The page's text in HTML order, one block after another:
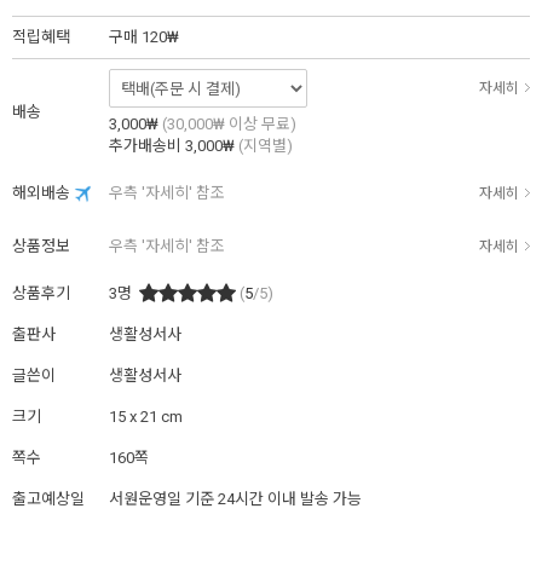
적립혜택 구매 120₩
배송
자세히
3,000₩ (30,000₩ 이상 무료)
추가배송비 3,000₩ (지역별)
해외배송 우측 '자세히' 참조 자세히
상품정보 우측 '자세히' 참조 자세히
상품후기 3명 (5/5)
출판사 생활성서사
글쓴이 생활성서사
크기 15 x 21 cm
쪽수 160쪽
출고예상일 서원운영일 기준 24시간 이내 발송 가능